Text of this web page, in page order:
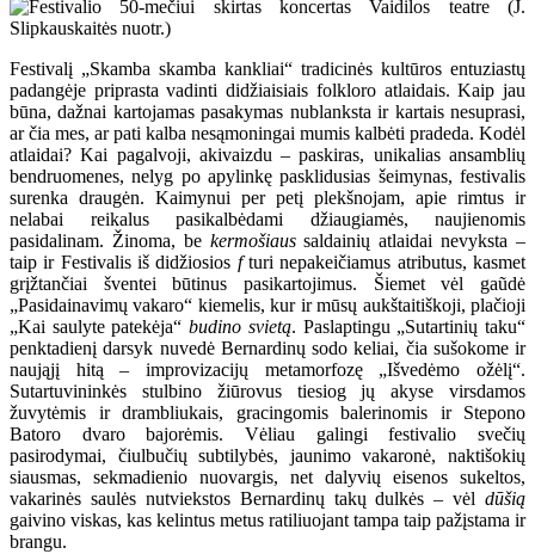
Festivalį „Skamba skamba kankliai“ tradicinės kultūros entuziastų
padangėje priprasta vadinti didžiaisiais folkloro atlaidais. Kaip jau
būna, dažnai kartojamas pasakymas nublanksta ir kartais nesuprasi,
ar čia mes, ar pati kalba nesąmoningai mumis kalbėti pradeda. Kodėl
atlaidai? Kai pagalvoji, akivaizdu – paskiras, unikalias ansamblių
bendruomenes, nelyg po apylinkę pasklidusias šeimynas, festivalis
surenka draugėn. Kaimynui per petį plekšnojam, apie rimtus ir
nelabai reikalus pasikalbėdami džiaugiamės, naujienomis
pasidalinam. Žinoma, be kermošiaussaldainių atlaidai nevyksta –
taip ir Festivalis iš didžiosios fturi nepakeičiamus atributus, kasmet
grįžtančiai šventei būtinus pasikartojimus. Šiemet vėl gaũdė
„Pasidainavimų vakaro“ kiemelis, kur ir mūsų aukštaitiškoji, plačioji
„Kai saulyte patekėja“budino svietą. Paslaptingu „Sutartinių taku“
penktadienį darsyk nuvedė Bernardinų sodo keliai, čia sušokome ir
naująjį hitą – improvizacijų metamorfozę „Išvedėmo ožėlį“.
Sutartuvininkės stulbino žiūrovus tiesiog jų akyse virsdamos
žuvytėmis ir drambliukais, gracingomis balerinomis ir Stepono
Batoro dvaro bajorėmis. Vėliau galingi festivalio svečių
pasirodymai, čiulbučių subtilybės, jaunimo vakaronė, naktišokių
siausmas, sekmadienio nuovargis, net dalyvių eisenos sukeltos,
vakarinės saulės nutviekstos Bernardinų takų dulkės – vėl dūšią
gaivino viskas, kas kelintus metus ratiliuojant tampa taip pažįstama ir
brangu.